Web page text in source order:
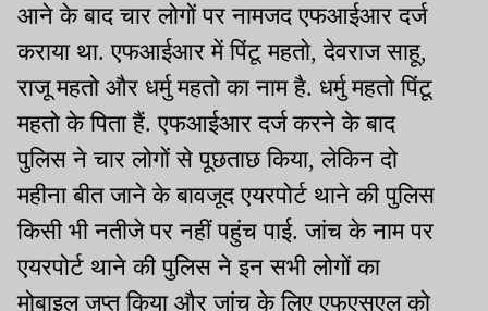
आने के बाद चार लोगों पर नामजद एफआईआर दर्ज
कराया था. एफआईआर में पिंटू महतो, देवराज साहू,
राजू महतो और धर्मु महतो का नाम है. धर्मु महतो पिंटू
महतो के पिता हैं. एफआईआर दर्ज करने के बाद
पुलिस ने चार लोगों से पूछताछ किया, लेकिन दो
महीना बीत जाने के बावजूद एयरपोर्ट थाने की पुलिस
किसी भी नतीजे पर नहीं पहुंच पाई. जांच के नाम पर
एयरपोर्ट थाने की पुलिस ने इन सभी लोगों का
मोबाइल जप्त किया और जांच के लिए एफएसएल को